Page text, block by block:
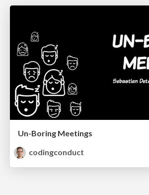
Un-Boring Meetings
codingconduct